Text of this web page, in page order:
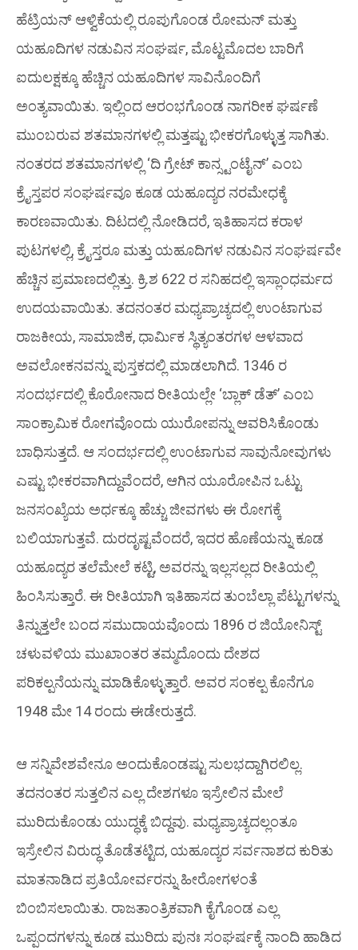
ಹೆಟ್ರಿಯನ್ ಆಳ್ವಿಕೆಯಲ್ಲಿ ರೂಪುಗೊಂಡ ರೋಮನ್ ಮತ್ತು
ಯಹೂದಿಗಳ ನಡುವಿನ ಸಂಘರ್ಷ, ಮೊಟ್ಟಮೊದಲ ಬಾರಿಗೆ
ಐದುಲಕ್ಷಕ್ಕೂ ಹೆಚ್ಚಿನ ಯಹೂದಿಗಳ ಸಾವಿನೊಂದಿಗೆ
ಅಂತ್ಯವಾಯಿತು. ಇಲ್ಲಿಂದ ಆರಂಭಗೊಂಡ ನಾಗರೀಕ ಘರ್ಷಣೆ
ಮುಂಬರುವ ಶತಮಾನಗಳಲ್ಲಿ ಮತ್ತಷ್ಟು ಭೀಕರಗೊಳ್ಳುತ್ತ ಸಾಗಿತು.
ನಂತರದ ಶತಮಾನಗಳಲ್ಲಿ ‘ದಿ ಗ್ರೇಟ್ ಕಾನ್ಸ್ಟಂಟೈನ್’ ಎಂಬ
ಕ್ರೈಸ್ತಪರ ಸಂಘರ್ಷವೂ ಕೂಡ ಯಹೂದ್ಯರ ನರಮೇಧಕ್ಕೆ
ಕಾರಣವಾಯಿತು. ದಿಟದಲ್ಲಿ ನೋಡಿದರೆ, ಇತಿಹಾಸದ ಕರಾಳ
ಪುಟಗಳಲ್ಲಿ, ಕ್ರೈಸ್ತರೂ ಮತ್ತು ಯಹೂದಿಗಳ ನಡುವಿನ ಸಂಘರ್ಷವೇ
ಹೆಚ್ಚಿನ ಪ್ರಮಾಣದಲ್ಲಿತ್ತು. ಕ್ರಿ.ಶ 622 ರ ಸನಿಹದಲ್ಲಿ ಇಸ್ಲಾಂಧರ್ಮದ
ಉದಯವಾಯಿತು. ತದನಂತರ ಮಧ್ಯಪ್ರಾಚ್ಯದಲ್ಲಿ ಉಂಟಾಗುವ
ರಾಜಕೀಯ, ಸಾಮಾಜಿಕ, ಧಾರ್ಮಿಕ ಸ್ಥಿತ್ಯಂತರಗಳ ಆಳವಾದ
ಅವಲೋಕನವನ್ನು ಪುಸ್ತಕದಲ್ಲಿ ಮಾಡಲಾಗಿದೆ. 1346 ರ
ಸಂದರ್ಭದಲ್ಲಿ ಕೊರೋನಾದ ರೀತಿಯಲ್ಲೇ ‘ಬ್ಲಾಕ್ ಡೆತ್’ ಎಂಬ
ಸಾಂಕ್ರಾಮಿಕ ರೋಗವೊಂದು ಯುರೋಪನ್ನು ಆವರಿಸಿಕೊಂಡು
ಬಾಧಿಸುತ್ತದೆ. ಆ ಸಂದರ್ಭದಲ್ಲಿ ಉಂಟಾಗುವ ಸಾವುನೋವುಗಳು
ಎಷ್ಟು ಭೀಕರವಾಗಿದ್ದುವೆಂದರೆ, ಆಗಿನ ಯೂರೋಪಿನ ಒಟ್ಟು
ಜನಸಂಖ್ಯೆಯ ಅರ್ಧಕ್ಕೂ ಹೆಚ್ಚು ಜೀವಗಳು ಈ ರೋಗಕ್ಕೆ
ಬಲಿಯಾಗುತ್ತವೆ. ದುರದೃಷ್ಟವೆಂದರೆ, ಇದರ ಹೊಣೆಯನ್ನು ಕೂಡ
ಯಹೂದ್ಯರ ತಲೆಮೇಲೆ ಕಟ್ಟಿ, ಅವರನ್ನು ಇಲ್ಲಸಲ್ಲದ ರೀತಿಯಲ್ಲಿ
ಹಿಂಸಿಸುತ್ತಾರೆ. ಈ ರೀತಿಯಾಗಿ ಇತಿಹಾಸದ ತುಂಬೆಲ್ಲಾ ಪೆಟ್ಟುಗಳನ್ನು
ತಿನ್ನುತ್ತಲೇ ಬಂದ ಸಮುದಾಯವೊಂದು 1896 ರ ಜಿಯೋನಿಸ್ಟ್
ಚಳುವಳಿಯ ಮುಖಾಂತರ ತಮ್ಮದೊಂದು ದೇಶದ
ಪರಿಕಲ್ಪನೆಯನ್ನು ಮಾಡಿಕೊಳ್ಳುತ್ತಾರೆ. ಅವರ ಸಂಕಲ್ಪ ಕೊನೆಗೂ
1948 ಮೇ 14 ರಂದು ಈಡೇರುತ್ತದೆ.
ಆ ಸನ್ನಿವೇಶವೇನೂ ಅಂದುಕೊಂಡಷ್ಟು ಸುಲಭದ್ದಾಗಿರಲಿಲ್ಲ.
ತದನಂತರ ಸುತ್ತಲಿನ ಎಲ್ಲ ದೇಶಗಳೂ ಇಸ್ರೇಲಿನ ಮೇಲೆ
ಮುರಿದುಕೊಂಡು ಯುದ್ಧಕ್ಕೆ ಬಿದ್ದವು. ಮಧ್ಯಪ್ರಾಚ್ಯದಲ್ಲಂತೂ
ಇಸ್ರೇಲಿನ ವಿರುದ್ಧ ತೊಡೆತಟ್ಟಿದ, ಯಹೂದ್ಯರ ಸರ್ವನಾಶದ ಕುರಿತು
ಮಾತನಾಡಿದ ಪ್ರತಿಯೋರ್ವರನ್ನು ಹೀರೋಗಳಂತೆ
ಬಿಂಬಿಸಲಾಯಿತು. ರಾಜತಾಂತ್ರಿಕವಾಗಿ ಕೈಗೊಂಡ ಎಲ್ಲ
ಒಪ್ಪಂದಗಳನ್ನು ಕೂಡ ಮುರಿದು ಪುನಃ ಸಂಘರ್ಷಕ್ಕೆ ನಾಂದಿ ಹಾಡಿದ